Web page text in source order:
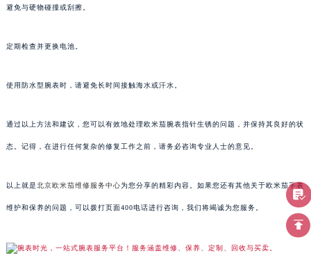
避免与硬物碰撞或刮擦。
定期检查并更换电池。
使用防水型腕表时，请避免长时间接触海水或汗水。
通过以上方法和建议，您可以有效地处理欧米茄腕表指针生锈的问题，并保持其良好的状
态。记得，在进行任何复杂的修复工作之前，请务必咨询专业人士的意见。
以上就是北京欧米茄维修服务中心为您分享的精彩内容。如果您还有其他关于欧米茄手表
维护和保养的问题，可以拨打页面400电话进行咨询，我们将竭诚为您服务。